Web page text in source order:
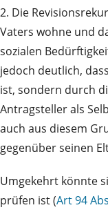
2. Die
Vaters wohne und
sozialen
jedoch deutlich,
ist, sondern durch
Antragsteller als
auch aus diesem
gegenüber seinen
Umgekehrt könnte
prüfen ist (Art 94